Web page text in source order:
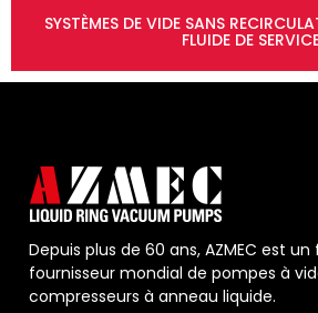
SYSTÈMES DE VIDE SANS
FLUIDE DE
Depuis plus de 60 ans, AZMEC est
fournisseur mondial de pompes à
compresseurs à anneau liquide.